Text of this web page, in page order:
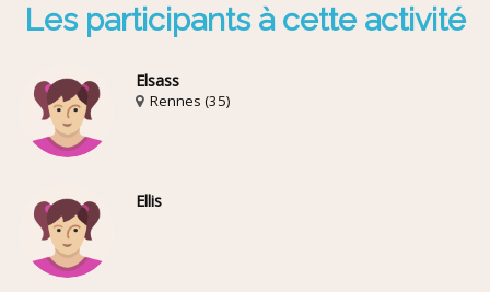
Les participants à cette activité
Elsass
Rennes (35)
Ellis